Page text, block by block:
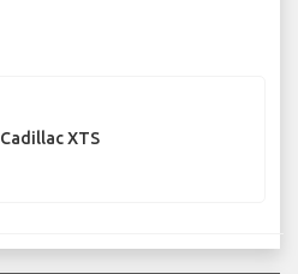
Cadillac XTS